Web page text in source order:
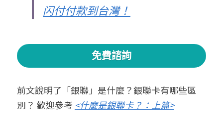
闪付付款到台灣！
免費諮詢
前文說明了「銀聯」是什麼？銀聯卡有哪些區
別？ 歡迎參考 <什麼是銀聯卡？：上篇>